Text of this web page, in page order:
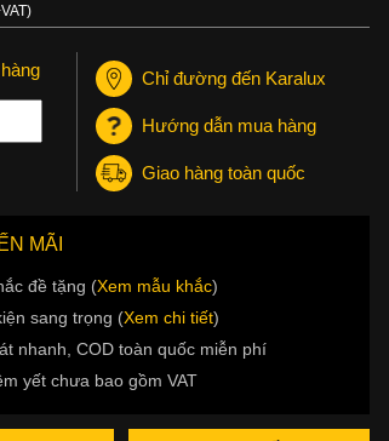
Chỉ đường đến Karalux
Hướng dẫn mua hàng
Giao hàng toàn quốc
MÃI
đề tặng (Xem mẫu khắc)
sang trọng (Xem chi tiết)
nhanh, COD toàn quốc miễn phí
yết chưa bao gồm VAT